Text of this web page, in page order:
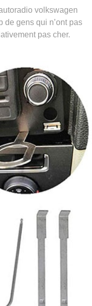
volkswagen
de gens qui n’ont pas
pas cher.